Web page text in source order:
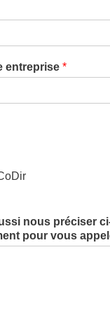
entreprise *
nous préciser
pour vous